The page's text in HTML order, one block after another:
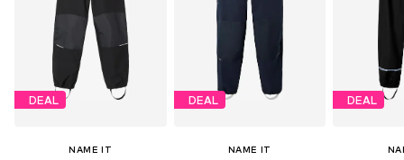
DEAL
NAME IT
DEAL
NAME IT
DEAL